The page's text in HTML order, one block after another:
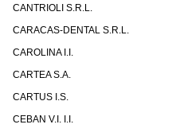
CANTRIOLI S.R.L.
CARACAS-DENTAL S.R.L.
CAROLINA I.I.
CARTEA S.A.
CARTUS I.S.
CEBAN V.I. I.I.